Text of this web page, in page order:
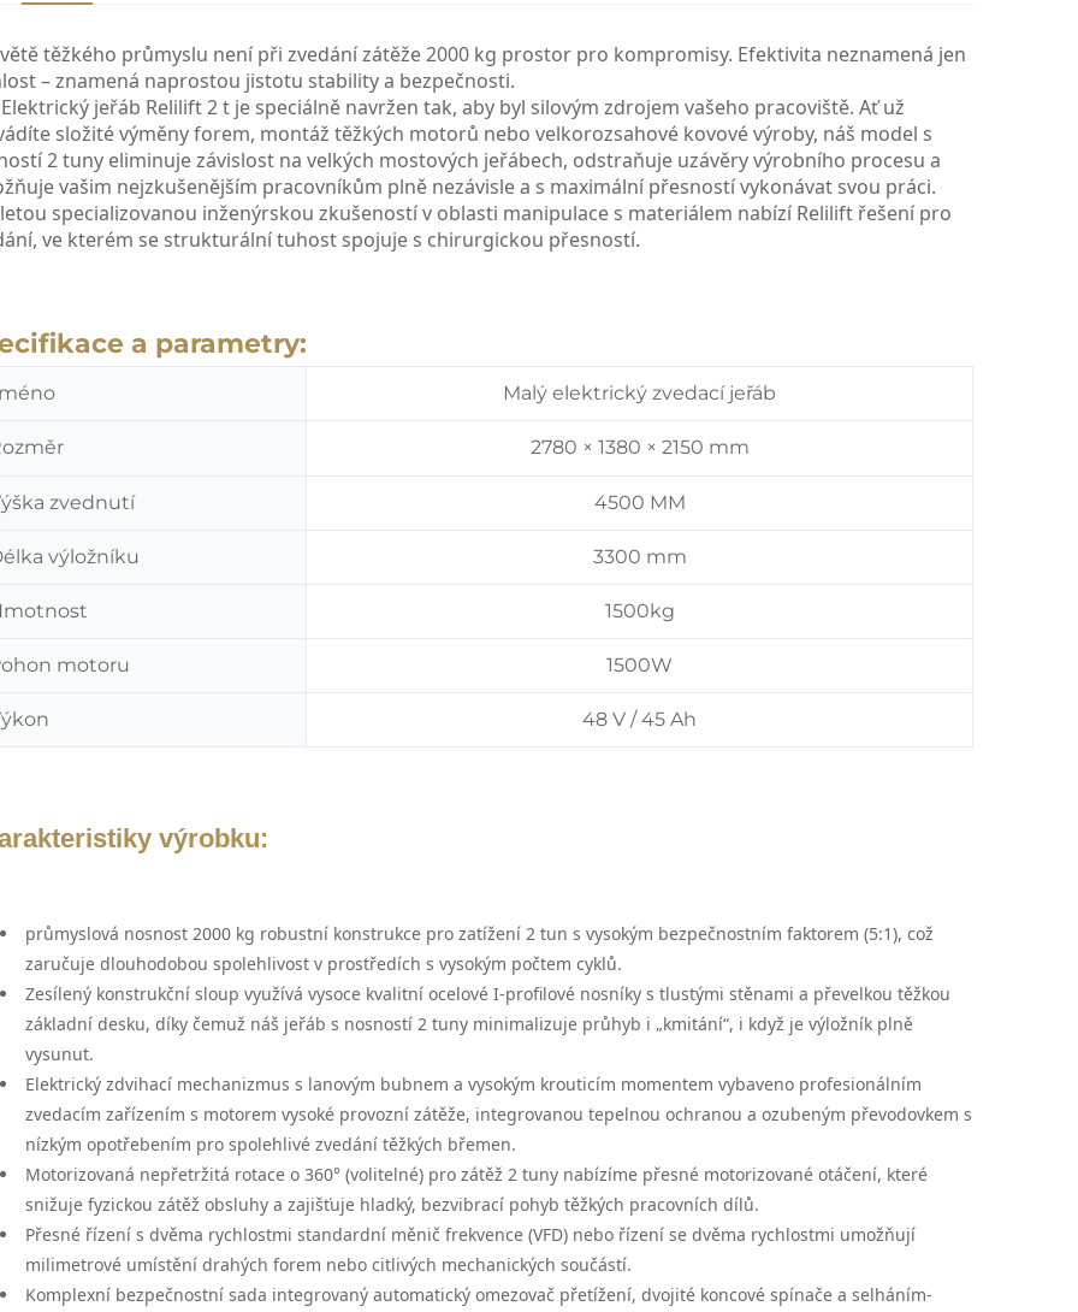
těžkého průmyslu není při zvedání zátěže 2000 kg prostor pro kompromisy. Efektivita neznamená jen
– znamená naprostou jistotu stability a bezpečnosti.
Elektrický jeřáb Relilift 2 t je speciálně navržen tak, aby byl silovým zdrojem vašeho pracoviště. Ať už
složité výměny forem, montáž těžkých motorů nebo velkorozsahové kovové výroby, náš model s
2 tuny eliminuje závislost na velkých mostových jeřábech, odstraňuje uzávěry výrobního procesu a
vašim nejzkušenějším pracovníkům plně nezávisle a s maximální přesností vykonávat svou práci.
specializovanou inženýrskou zkušeností v oblasti manipulace s materiálem nabízí Relilift řešení pro
ve kterém se strukturální tuhost spojuje s chirurgickou přesností.
a parametry:
Malý elektrický zvedací jeřáb
2780 × 1380 × 2150 mm
zvednutí 4500 MM
výložníku 3300 mm
1500kg
motoru 1500W
48 V / 45 Ah
výrobku:
průmyslová nosnost 2000 kg robustní konstrukce pro zatížení 2 tun s vysokým bezpečnostním faktorem (5:1), což
zaručuje dlouhodobou spolehlivost v prostředích s vysokým počtem cyklů.
Zesílený konstrukční sloup využívá vysoce kvalitní ocelové I-profilové nosníky s tlustými stěnami a převelkou těžkou
základní desku, díky čemuž náš jeřáb s nosností 2 tuny minimalizuje průhyb i „kmitání“, i když je výložník plně
vysunut.
Elektrický zdvihací mechanizmus s lanovým bubnem a vysokým krouticím momentem vybaveno profesionálním
zvedacím zařízením s motorem vysoké provozní zátěže, integrovanou tepelnou ochranou a ozubeným převodovkem s
nízkým opotřebením pro spolehlivé zvedání těžkých břemen.
Motorizovaná nepřetržitá rotace o 360° (volitelné) pro zátěž 2 tuny nabízíme přesné motorizované otáčení, které
snižuje fyzickou zátěž obsluhy a zajišťuje hladký, bezvibrací pohyb těžkých pracovních dílů.
Přesné řízení s dvěma rychlostmi standardní měnič frekvence (VFD) nebo řízení se dvěma rychlostmi umožňují
milimetrové umístění drahých forem nebo citlivých mechanických součástí.
Komplexní bezpečnostní sada integrovaný automatický omezovač přetížení, dvojité koncové spínače a selháním-